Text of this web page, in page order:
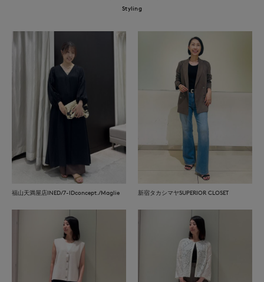
Styling
福山天満屋店INED/7-IDconcept./Maglie 新宿タカシマヤSUPERIOR CLOSET